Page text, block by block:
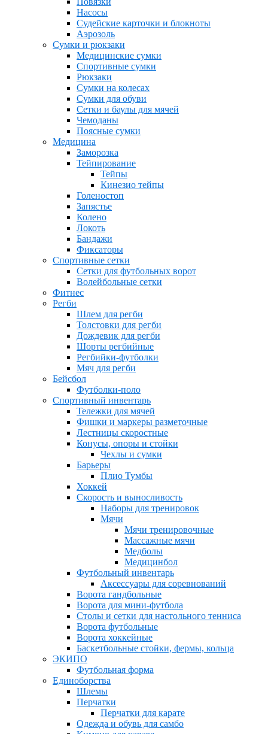
Насосы
Судейские карточки и блокноты
Аэрозоль
Сумки и рюкзаки
Медицинские сумки
Спортивные сумки
Рюкзаки
Сумки на колесах
Сумки для обуви
Сетки и баулы для мячей
Чемоданы
Поясные сумки
Медицина
Заморозка
Тейпирование
Тейпы
Кинезио тейпы
Голеностоп
Запястье
Колено
Локоть
Бандажи
Фиксаторы
Спортивные сетки
Сетки для футбольных ворот
Волейбольные сетки
Фитнес
Регби
Шлем для регби
Толстовки для регби
Дождевик для регби
Шорты регбийные
Регбийки-футболки
Мяч для регби
Бейсбол
Футболки-поло
Спортивный инвентарь
Тележки для мячей
Фишки и маркеры разметочные
Лестницы скоростные
Конусы, опоры и стойки
Чехлы и сумки
Барьеры
Плио Тумбы
Хоккей
Скорость и выносливость
Наборы для тренировок
Мячи
Мячи тренировочные
Массажные мячи
Медболы
Медицинбол
Футбольный инвентарь
Аксессуары для соревнований
Ворота гандбольные
Ворота для мини-футбола
Столы и сетки для настольного тенниса
Ворота футбольные
Ворота хоккейные
Баскетбольные стойки, фермы, кольца
ЭКИПО
Футбольная форма
Единоборства
Шлемы
Перчатки
Перчатки для карате
Одежда и обувь для самбо